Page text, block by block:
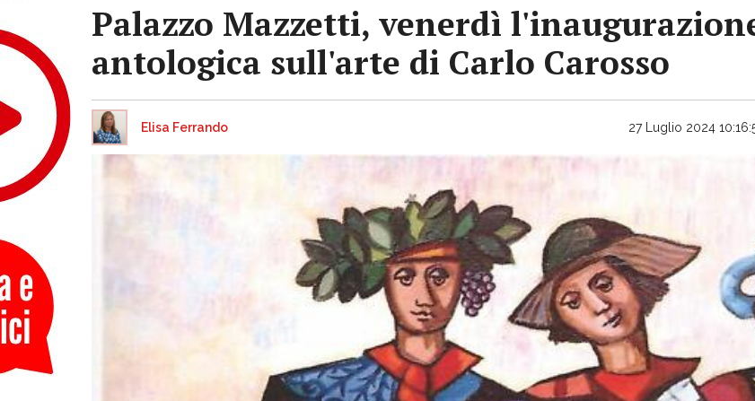
Palazzo Mazzetti, venerdì
antologica sull'arte di Carlo Carosso
Elisa Ferrando 27 Luglio 2024